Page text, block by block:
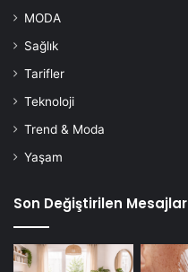
MODA
Sağlık
Tarifler
Teknoloji
Trend & Moda
Yaşam
Son Değiştirilen Mesajlar